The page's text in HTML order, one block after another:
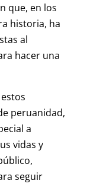
que, en los
historia, ha
al
hacer una
peruanidad,
a
vidas y
seguir